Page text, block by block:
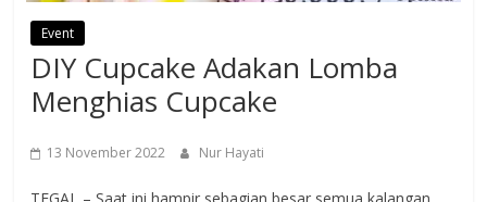
Event
DIY Cupcake Adakan Lomba
Menghias Cupcake
13 November 2022 Nur Hayati